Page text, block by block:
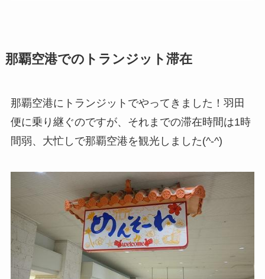
那覇空港でのトランジット滞在
那覇空港にトランジットでやってきました！羽田
便に乗り継ぐのですが、それまでの滞在時間は1時
間弱、大忙しで那覇空港を観光しました(^-^)